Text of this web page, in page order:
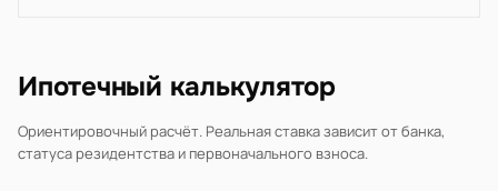
Ипотечный калькулятор
Ориентировочный расчёт. Реальная ставка зависит от банка,
статуса резидентства и первоначального взноса.